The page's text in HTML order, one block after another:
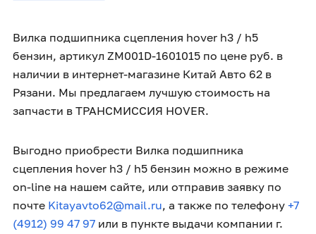
Вилка подшипника сцепления hover h3 / h5
бензин, артикул ZM001D-1601015 по цене руб. в
наличии в интернет-магазине Китай Авто 62 в
Рязани. Мы предлагаем лучшую стоимость на
запчасти в ТРАНСМИССИЯ HOVER.
Выгодно приобрести Вилка подшипника
сцепления hover h3 / h5 бензин можно в режиме
on-line на нашем сайте, или отправив заявку по
почте Kitayavto62@mail.ru, а также по телефону +7
(4912) 99 47 97 или в пункте выдачи компании г.